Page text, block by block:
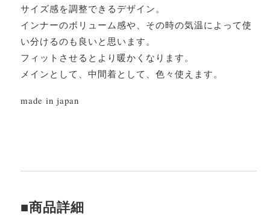
サイズ感を調整できるデザイン。
インナーのボリューム感や、その時の気温によって使
い分けるのも良いと思います。
フィットさせるとより暖かくなります。
メインとして、中間着として、色々使えます。
made in japan
■商品詳細